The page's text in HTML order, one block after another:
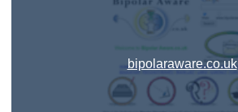
bipolaraware.co.uk